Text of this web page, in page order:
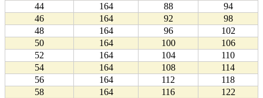
44
164 88
94
46
164 92
98
48
164 96
102
50
164 100
106
52
164 104
110
54
164 108
114
56
164 112
118
58
164 116
122